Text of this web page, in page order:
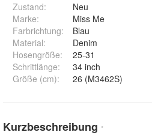
Zustand:
Neu
Marke:
Miss Me
Farbrichtung:
Blau
Material:
Denim
Hosengröße:
25-31
Schrittlänge:
34 inch
Größe (cm): 26 (M3462S)
Kurzbeschreibung *